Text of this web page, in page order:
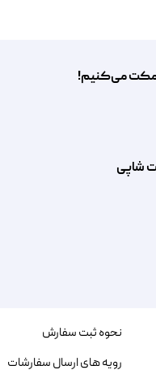
شاپی
کمکت می‌کنیم!
نحوه ثبت سفارش
رویه های ارسال سفارشات